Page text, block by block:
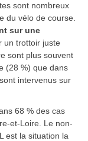
sont nombreux
du vélo de course.
sur une
un trottoir juste
sont plus souvent
(28 %) que dans
intervenus sur
68 % des cas
et-Loire. Le non-
est la situation la